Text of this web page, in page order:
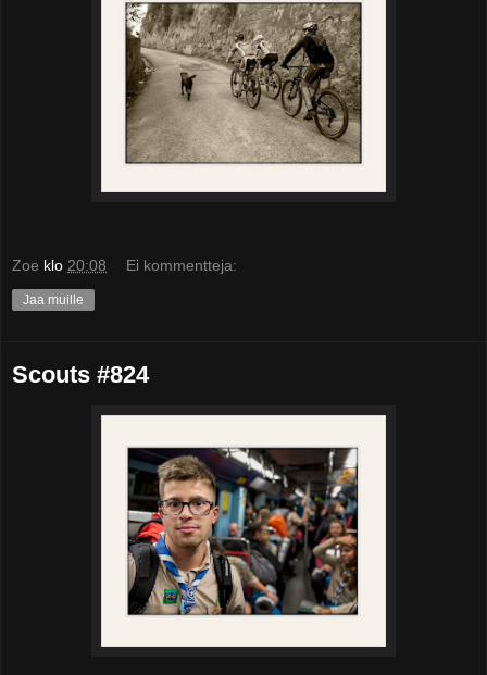
Zoe klo 20:08 Ei kommentteja:
Jaa muille
Scouts #824